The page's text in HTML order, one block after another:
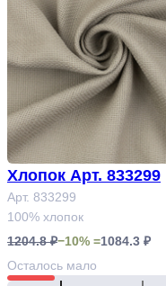
Хлопок Арт. 833299
Арт. 833299
100% хлопок
1204.8 ₽−10% =1084.3 ₽
Осталось мало